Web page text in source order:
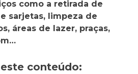
como a retirada de
sarjetas, limpeza de
áreas de lazer, praças,
conteúdo: